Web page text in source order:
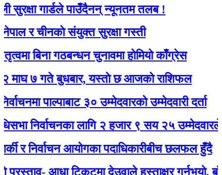
गार्डले पाउँदैनन् न्यूनतम तलब !
र चीनकाे संयुक्त सुरक्षा गस्ती
गठबन्धन चुनावमा होमियो काँग्रेस
गते बुधबार, यस्ताे छ आजको राशिफल
पाल्पाबाट ३० उम्मेदवारको उम्मेदवारी दर्ता
निर्वाचनका लागि २ हजार ९ सय २५ उम्मेदवारले
निर्वाचन आयोगका पदाधिकारीबीच छलफल हुँदै
आधा टिकटमा देउवाले हस्ताक्षर गर्नुभयो, बाँकी